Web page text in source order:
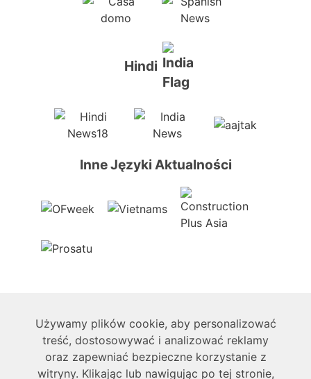
Hindi
Inne Języki Aktualności
O nas
Techniczne
Używamy plików cookie, aby personalizować
treść, dostosowywać i analizować reklamy
oraz zapewniać bezpieczne korzystanie z
witryny. Klikając lub nawigując po tej stronie,